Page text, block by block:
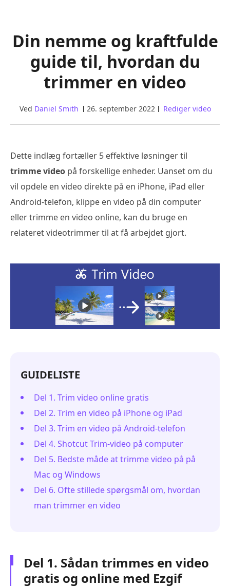
Din nemme og kraftfulde
guide til, hvordan du
trimmer en video
Ved Daniel Smith 26. september 2022 Rediger video
Dette indlæg fortæller 5 effektive løsninger til
trimme video på forskellige enheder. Uanset om du
vil opdele en video direkte på en iPhone, iPad eller
Android-telefon, klippe en video på din computer
eller trimme en video online, kan du bruge en
relateret videotrimmer til at få arbejdet gjort.
GUIDELISTE
Del 1. Trim video online gratis
Del 2. Trim en video på iPhone og iPad
Del 3. Trim en video på Android-telefon
Del 4. Shotcut Trim-video på computer
Del 5. Bedste måde at trimme video på på
Mac og Windows
Del 6. Ofte stillede spørgsmål om, hvordan
man trimmer en video
Del 1. Sådan trimmes en video
gratis og online med Ezgif